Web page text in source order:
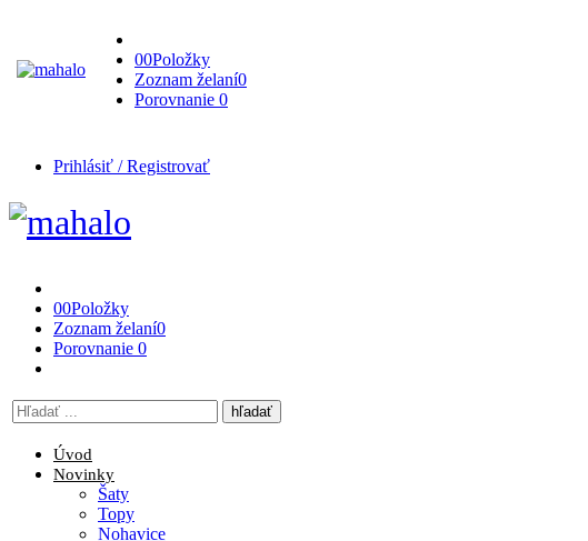
00Položky
Zoznam želaní0
Porovnanie 0
Prihlásiť / Registrovať
00Položky
Zoznam želaní0
Porovnanie 0
Vyhľadávanie
tu
Úvod
Novinky
Šaty
Topy
Nohavice